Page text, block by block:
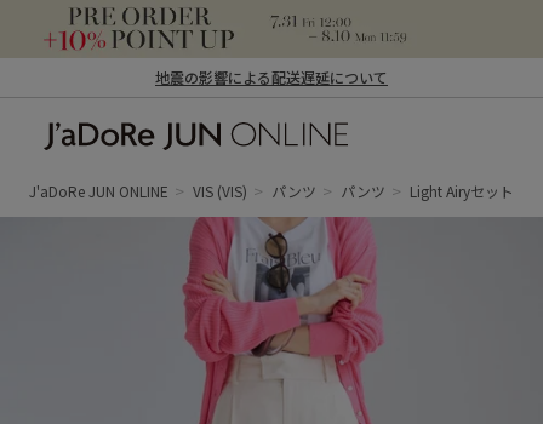
地震の影響による配送遅延について
ン オンライン）
J'aDoRe JUN ONLINE VIS (VIS) パンツ パンツ Light Airyセットア